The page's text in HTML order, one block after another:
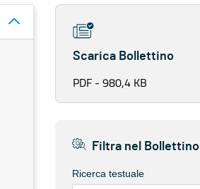
Scarica Bollettino
PDF - 980,4 KB
Filtra nel Bollettino
Ricerca testuale